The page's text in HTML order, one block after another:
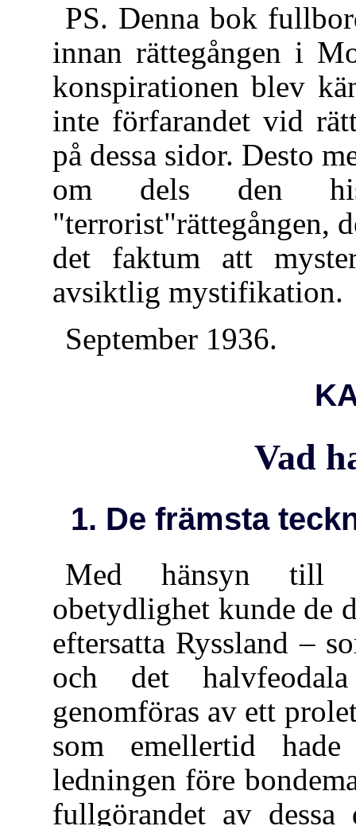
PS. Denna bok
innan rättegången i
konspirationen blev
inte förfarandet vid
på dessa sidor. Desto
om dels den
"terrorist"rättegången,
det faktum att
avsiktlig mystifikation.
September 1936.
Vad
1. De främsta
Med hänsyn till
obetydlighet kunde de
eftersatta Ryssland –
och det
genomföras av ett
som emellertid
ledningen före
fullgörandet av dessa